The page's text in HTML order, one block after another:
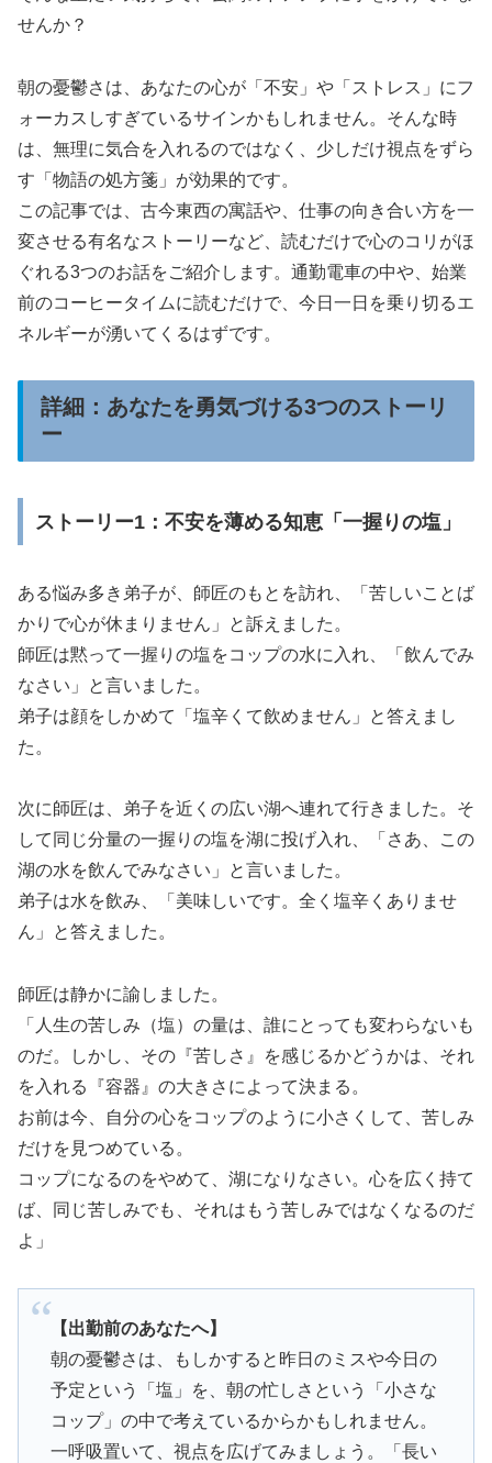
せんか？
朝の憂鬱さは、あなたの心が「不安」や「ストレス」にフ
ォーカスしすぎているサインかもしれません。そんな時
は、無理に気合を入れるのではなく、少しだけ視点をずら
す「物語の処方箋」が効果的です。
この記事では、古今東西の寓話や、仕事の向き合い方を一
変させる有名なストーリーなど、読むだけで心のコリがほ
ぐれる3つのお話をご紹介します。通勤電車の中や、始業
前のコーヒータイムに読むだけで、今日一日を乗り切るエ
ネルギーが湧いてくるはずです。
詳細：あなたを勇気づける3つのストーリ
ー
ストーリー1：不安を薄める知恵「一握りの塩」
ある悩み多き弟子が、師匠のもとを訪れ、「苦しいことば
かりで心が休まりません」と訴えました。
師匠は黙って一握りの塩をコップの水に入れ、「飲んでみ
なさい」と言いました。
弟子は顔をしかめて「塩辛くて飲めません」と答えまし
た。
次に師匠は、弟子を近くの広い湖へ連れて行きました。そ
して同じ分量の一握りの塩を湖に投げ入れ、「さあ、この
湖の水を飲んでみなさい」と言いました。
弟子は水を飲み、「美味しいです。全く塩辛くありませ
ん」と答えました。
師匠は静かに諭しました。
「人生の苦しみ（塩）の量は、誰にとっても変わらないも
のだ。しかし、その『苦しさ』を感じるかどうかは、それ
を入れる『容器』の大きさによって決まる。
お前は今、自分の心をコップのように小さくして、苦しみ
だけを見つめている。
コップになるのをやめて、湖になりなさい。心を広く持て
ば、同じ苦しみでも、それはもう苦しみではなくなるのだ
よ」
【出勤前のあなたへ】
朝の憂鬱さは、もしかすると昨日のミスや今日の
予定という「塩」を、朝の忙しさという「小さな
コップ」の中で考えているからかもしれません。
一呼吸置いて、視点を広げてみましょう。「長い